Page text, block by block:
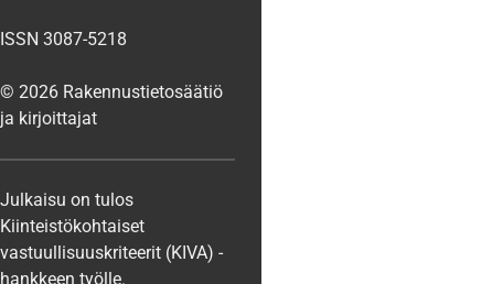
ISSN 3087-5218
© 2026 Rakennustietosäätiö
ja kirjoittajat
Julkaisu on tulos
Kiinteistökohtaiset
vastuullisuuskriteerit (KIVA) -
hankkeen työlle.